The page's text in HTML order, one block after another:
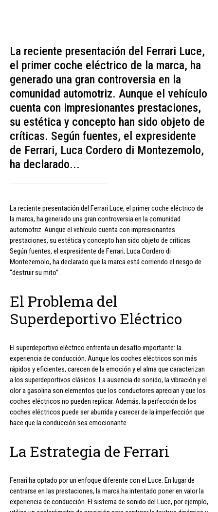
La reciente presentación del Ferrari Luce,
el primer coche eléctrico de la marca, ha
generado una gran controversia en la
comunidad automotriz. Aunque el vehículo
cuenta con impresionantes prestaciones,
su estética y concepto han sido objeto de
críticas. Según fuentes, el expresidente
de Ferrari, Luca Cordero di Montezemolo,
ha declarado...
La reciente presentación del Ferrari Luce, el primer coche eléctrico de
la marca, ha generado una gran controversia en la comunidad
automotriz. Aunque el vehículo cuenta con impresionantes
prestaciones, su estética y concepto han sido objeto de críticas.
Según fuentes, el expresidente de Ferrari, Luca Cordero di
Montezemolo, ha declarado que la marca está corriendo el riesgo de
“destruir su mito”.
El Problema del
Superdeportivo Eléctrico
El superdeportivo eléctrico enfrenta un desafío importante: la
experiencia de conducción. Aunque los coches eléctricos son más
rápidos y eficientes, carecen de la emoción y el alma que caracterizan
a los superdeportivos clásicos. La ausencia de sonido, la vibración y el
olor a gasolina son elementos que los conductores aprecian y que los
coches eléctricos no pueden replicar. Además, la perfección de los
coches eléctricos puede ser aburrida y carecer de la imperfección que
hace que la conducción sea emocionante.
La Estrategia de Ferrari
Ferrari ha optado por un enfoque diferente con el Luce. En lugar de
centrarse en las prestaciones, la marca ha intentado poner en valor la
experiencia de conducción. El sistema de sonido del Luce, por ejemplo,